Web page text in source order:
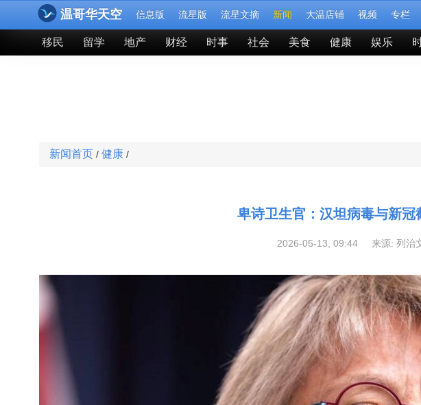
温哥华天空 信息版 流星版 流星文摘 新闻 大温店铺 视频 专栏
移民 留学 地产 财经 时事 社会 美食 健康 娱乐
新闻首页 / 健康 /
卑诗卫生官：汉坦病毒与新冠
2026-05-13, 09:44 来源: 列治